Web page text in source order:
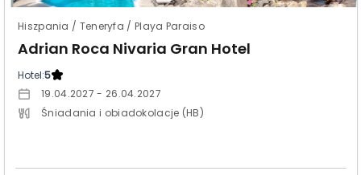
Hiszpania / Teneryfa / Playa Paraiso
Adrian Roca Nivaria Gran Hotel
Hotel:5
19.04.2027 - 26.04.2027
Śniadania i obiadokolacje (HB)